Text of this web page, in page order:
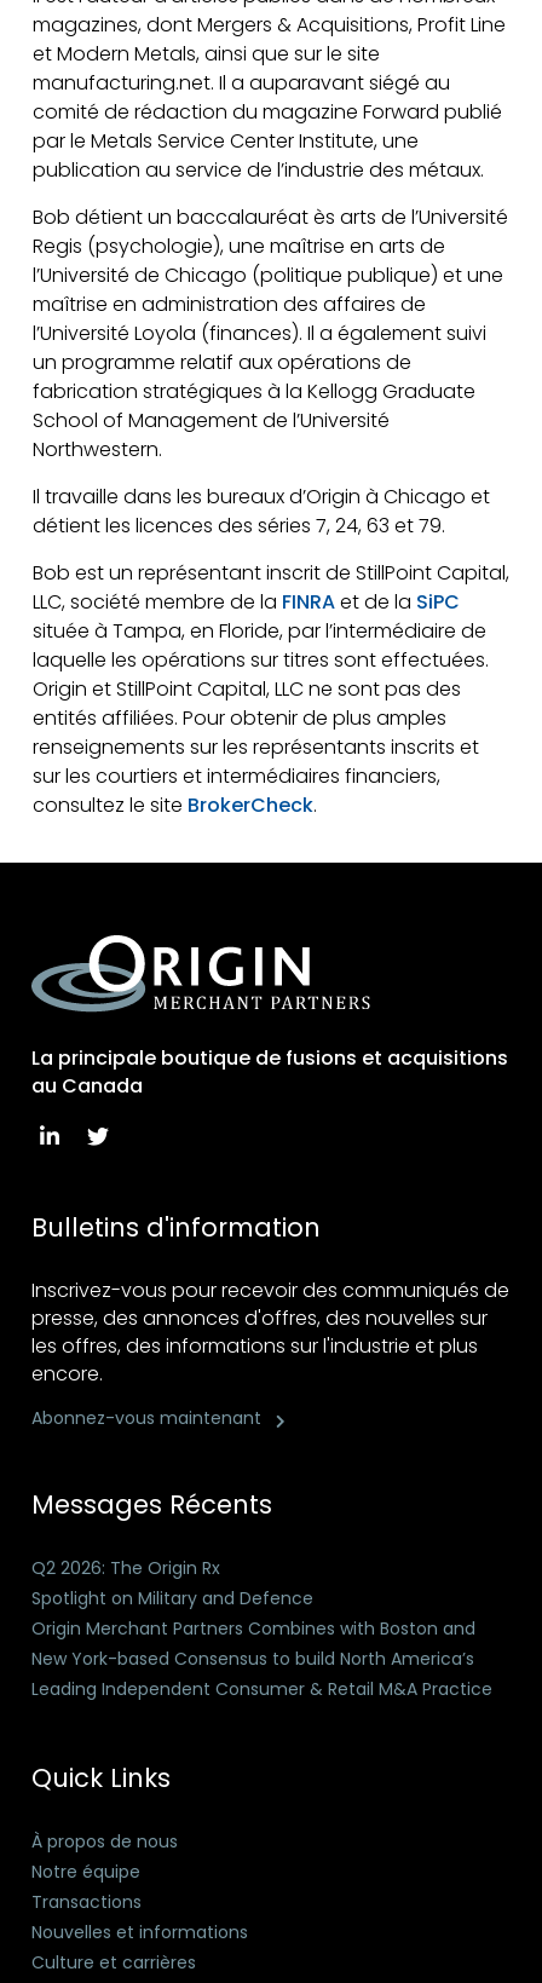
magazines, dont Mergers & Acquisitions, Profit Line
et Modern Metals, ainsi que sur le site
manufacturing.net. Il a auparavant siégé au
comité de rédaction du magazine Forward publié
par le Metals Service Center Institute, une
publication au service de l’industrie des métaux.
Bob détient un baccalauréat ès arts de l’Université
Regis (psychologie), une maîtrise en arts de
l’Université de Chicago (politique publique) et une
maîtrise en administration des affaires de
l’Université Loyola (finances). Il a également suivi
un programme relatif aux opérations de
fabrication stratégiques à la Kellogg Graduate
School of Management de l’Université
Northwestern.
Il travaille dans les bureaux d’Origin à Chicago et
détient les licences des séries 7, 24, 63 et 79.
Bob est un représentant inscrit de StillPoint Capital,
LLC, société membre de la FINRAet de la SiPC
située à Tampa, en Floride, par l’intermédiaire de
laquelle les opérations sur titres sont effectuées.
Origin et StillPoint Capital, LLC ne sont pas des
entités affiliées. Pour obtenir de plus amples
renseignements sur les représentants inscrits et
sur les courtiers et intermédiaires financiers,
consultez le site BrokerCheck.
La principale boutique de fusions et acquisitions
au Canada
Bulletins d'information
Inscrivez-vous pour recevoir des communiqués de
presse, des annonces d'offres, des nouvelles sur
les offres, des informations sur l'industrie et plus
encore.
Abonnez-vous maintenant
Messages Récents
Q2 2026: The Origin Rx
Spotlight on Military and Defence
Origin Merchant Partners Combines with Boston and
New York-based Consensus to build North America’s
Leading Independent Consumer & Retail M&A Practice
Quick Links
À propos de nous
Notre équipe
Transactions
Nouvelles et informations
Culture et carrières